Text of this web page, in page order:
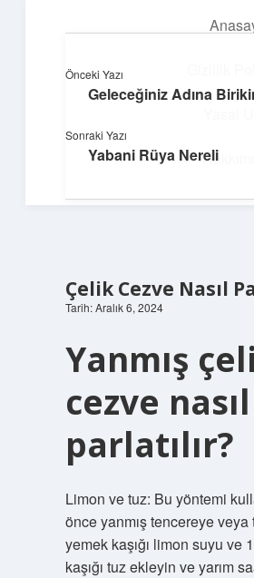
Neşeli Bilgi
Hızlı hikayelerle gününü
Çelik Cezve Nasıl
Tarih: Aralık 6, 2024
Yanmış
cezve nasıl
parlatılır?
Limon ve tuz: Bu yöntemi
önce yanmış tencereye veya
yemek kaşığı limon suyu ve
kaşığı tuz ekleyin ve yarım
Önceki Yazı
Geleceğiniz Adına
Sonraki Yazı
Yabani Rüya Nereli